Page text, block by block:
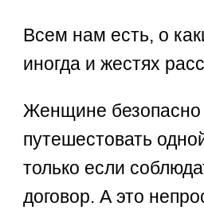
Всем нам есть, о
иногда и жестях
Женщине безопасно
путешестовать
только если
договор. А это